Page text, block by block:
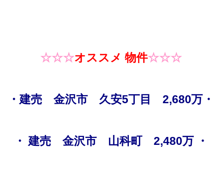
☆☆☆オススメ 物件☆☆☆
・建売 金沢市 久安5丁目 2,680万・
・ 建売 金沢市 山科町 2,480万 ・